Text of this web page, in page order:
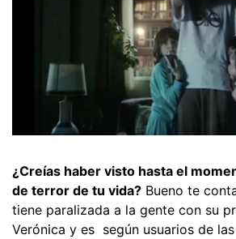
¿Creías haber visto hasta el
de terror de tu vida? Bueno te
tiene paralizada a la gente con su
Verónica y es según usuarios de